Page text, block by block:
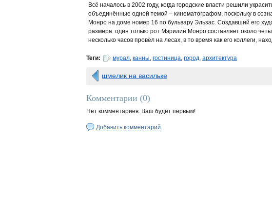
Всё началось в 2002 году, когда городские власти решили
объединённые одной темой – кинематографом, поскольку в
Монро на доме номер 16 по бульвару Эльзас. Создавший его
размера: один только рот Мэрилин Монро составляет около
несколько часов провёл на лесах, в то время как его коллеги,
Теги: мурал, канны, гостиница, город, архитектура
шмелик на васильке
Комментарии (0)
Нет комментариев. Ваш будет первым!
Добавить комментарий